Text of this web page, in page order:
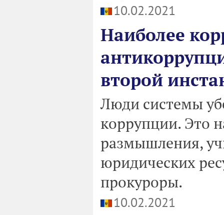
10.02.2021
Наиболее
второй
Люди системы
коррупции. Это
размышления,
юридических
прокуроры.
10.02.2021